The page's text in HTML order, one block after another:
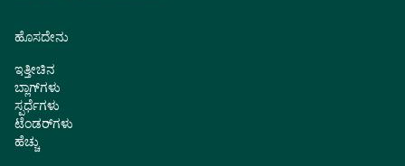
ಹೊಸದೇನು
ಇತ್ತೀಚಿನ
ಬ್ಲಾಗ್‌ಗಳು
ಸ್ಪರ್ಧೆಗಳು
ಟೆಂಡರ್‌ಗಳು
ಹೆಚ್ಚು